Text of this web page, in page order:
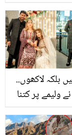
بلکہ لاکھوں..
ولیمے پر کتنا
کھلے رہ گئے